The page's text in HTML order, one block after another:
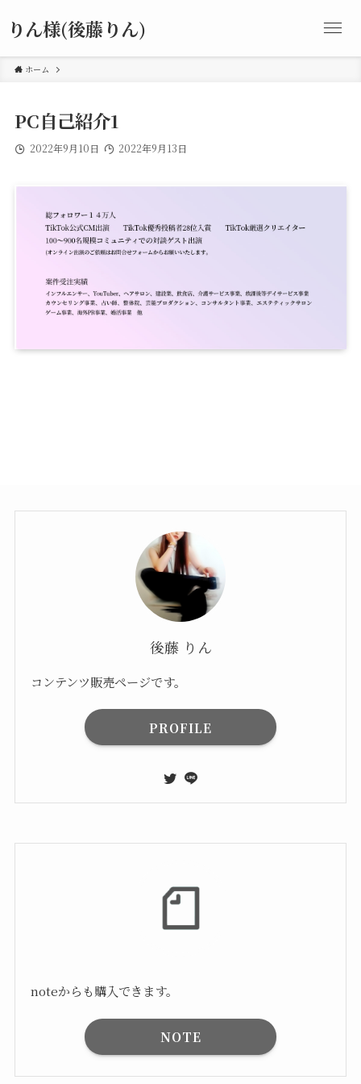
りん様(後藤りん)
ホーム
PC自己紹介1
2022年9月10日 2022年9月13日
後藤 りん
コンテンツ販売ページです。
PROFILE
noteからも購入できます。
NOTE